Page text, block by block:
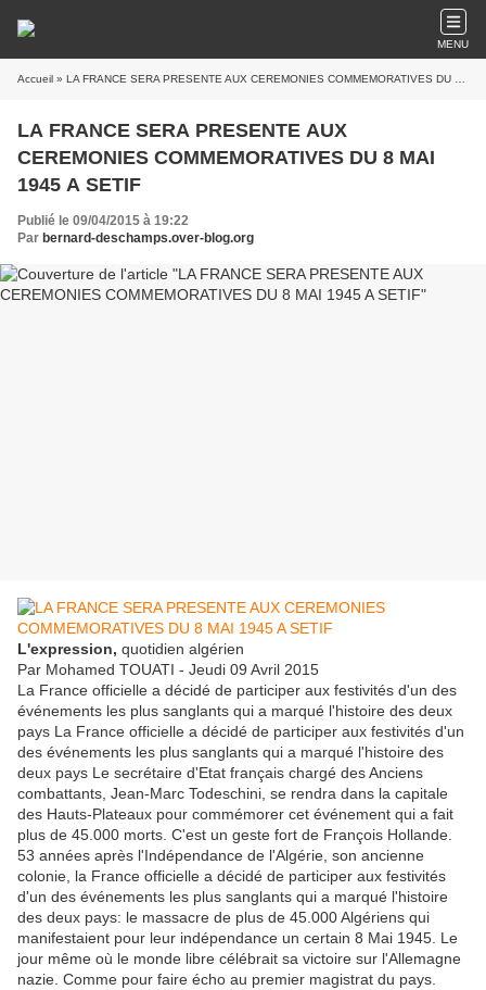
MENU
Accueil » LA FRANCE SERA PRESENTE AUX CEREMONIES COMMEMORATIVES DU 8 MAI 1945 A SETIF
LA FRANCE SERA PRESENTE AUX
CEREMONIES COMMEMORATIVES DU 8 MAI
1945 A SETIF
Publié le 09/04/2015 à 19:22
Par bernard-deschamps.over-blog.org
L'expression, quotidien algérien
Par Mohamed TOUATI - Jeudi 09 Avril 2015
La France officielle a décidé de participer aux festivités d'un des
événements les plus sanglants qui a marqué l'histoire des deux
pays La France officielle a décidé de participer aux festivités d'un
des événements les plus sanglants qui a marqué l'histoire des
deux pays Le secrétaire d'Etat français chargé des Anciens
combattants, Jean-Marc Todeschini, se rendra dans la capitale
des Hauts-Plateaux pour commémorer cet événement qui a fait
plus de 45.000 morts. C'est un geste fort de François Hollande.
53 années après l'Indépendance de l'Algérie, son ancienne
colonie, la France officielle a décidé de participer aux festivités
d'un des événements les plus sanglants qui a marqué l'histoire
des deux pays: le massacre de plus de 45.000 Algériens qui
manifestaient pour leur indépendance un certain 8 Mai 1945. Le
jour même où le monde libre célébrait sa victoire sur l'Allemagne
nazie. Comme pour faire écho au premier magistrat du pays.